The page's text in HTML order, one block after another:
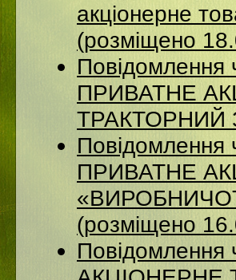
акціонерне
(розміщено
ПРИВАТНЕ
ТРАКТОРНИЙ
ПРИВАТНЕ
(розміщено